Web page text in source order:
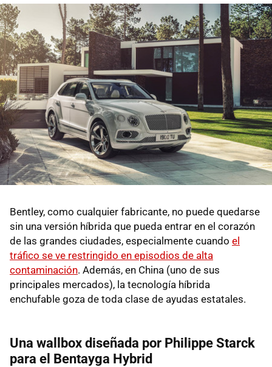
Bentley, como cualquier fabricante, no puede quedarse
sin una versión híbrida que pueda entrar en el corazón
de las grandes ciudades, especialmente cuando el
tráfico se ve restringido en episodios de alta
contaminación. Además, en China (uno de sus
principales mercados), la tecnología híbrida
enchufable goza de toda clase de ayudas estatales.
Una wallbox diseñada por Philippe Starck
para el Bentayga Hybrid